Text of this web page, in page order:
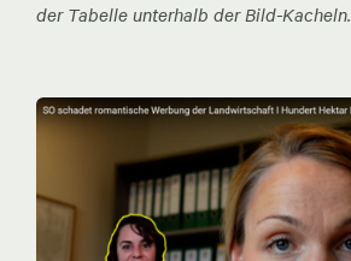
der Tabelle unterhalb der Bild-Kacheln.